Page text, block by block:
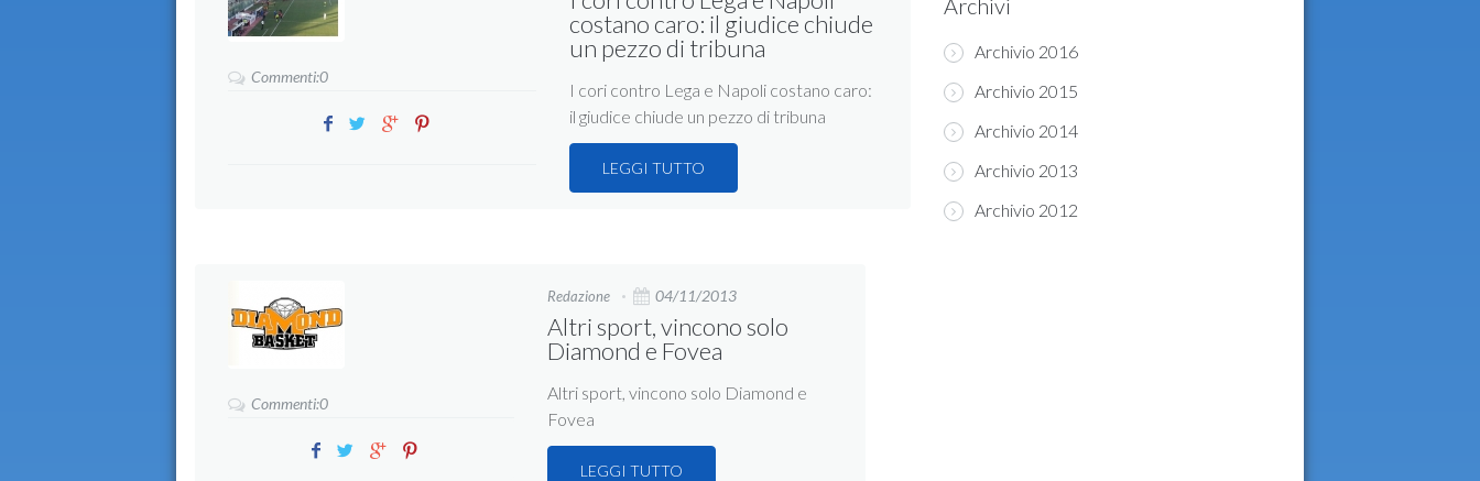
Commenti:0
costano caro: il giudice chiude
un pezzo di tribuna
I cori contro Lega e Napoli costano caro:
il giudice chiude un pezzo di tribuna
LEGGI TUTTO
Commenti:0
Redazione 04/11/2013
Altri sport, vincono solo
Diamond e Fovea
Altri sport, vincono solo Diamond e
Fovea
LEGGI TUTTO
Archivi
Archivio 2016
Archivio 2015
Archivio 2014
Archivio 2013
Archivio 2012